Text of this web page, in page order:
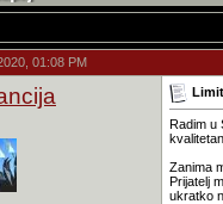
01:08 PM
Radim u
Zanima
Prijatelj
ukratko